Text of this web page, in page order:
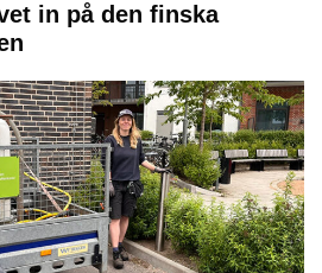
in på den finska